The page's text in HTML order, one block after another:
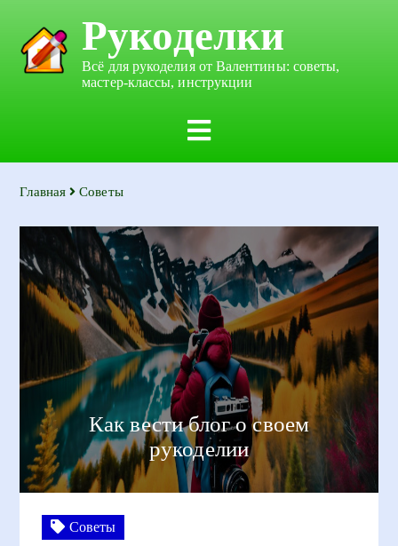
Рукоделки
Всё для рукоделия от Валентины: советы,
мастер-классы, инструкции
Главная Советы
Как вести блог о своем
рукоделии
Советы